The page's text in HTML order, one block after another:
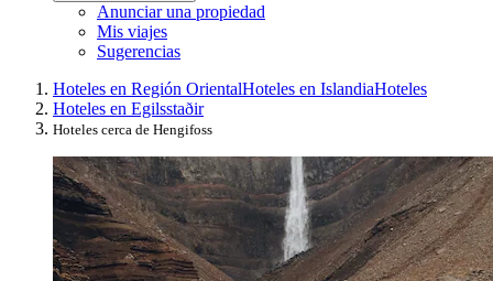
Anunciar una propiedad
Mis viajes
Sugerencias
Hoteles en Región OrientalHoteles en IslandiaHoteles
Hoteles en Egilsstaðir
Hoteles cerca de Hengifoss